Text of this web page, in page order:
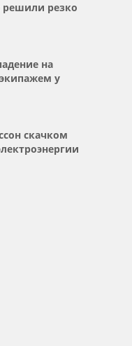
резко
на
у
скачком